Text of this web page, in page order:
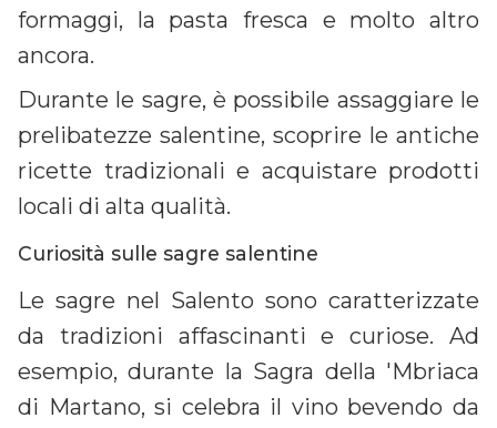
formaggi, la pasta fresca e molto altro
ancora.
Durante le sagre, è possibile assaggiare le
prelibatezze salentine, scoprire le antiche
ricette tradizionali e acquistare prodotti
locali di alta qualità.
Curiosità sulle sagre salentine
Le sagre nel Salento sono caratterizzate
da tradizioni affascinanti e curiose. Ad
esempio, durante la Sagra della 'Mbriaca
di Martano, si celebra il vino bevendo da